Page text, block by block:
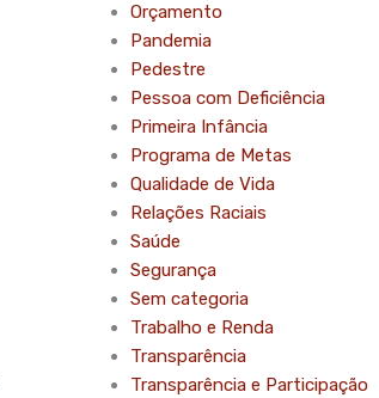
Orçamento
Pandemia
Pedestre
Pessoa com Deficiência
Primeira Infância
Programa de Metas
Qualidade de Vida
Relações Raciais
Saúde
Segurança
Sem categoria
Trabalho e Renda
Transparência
Transparência e Participação